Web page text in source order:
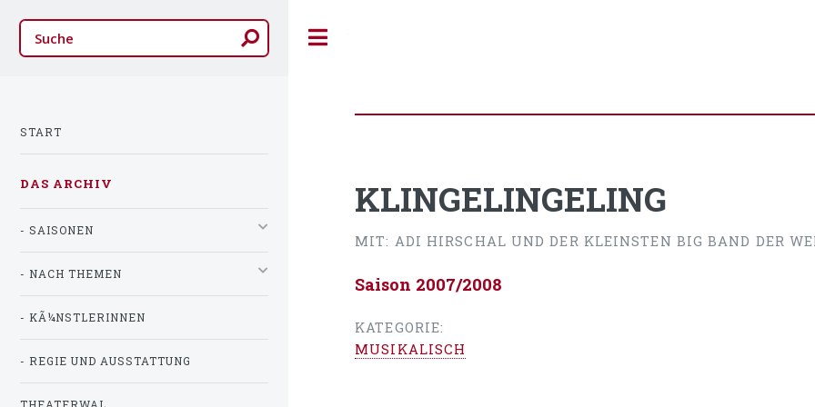
KLINGELINGELING
MIT: ADI HIRSCHAL UND DER KLEINSTEN BIG BAND DER
Saison 2007/2008
KATEGORIE:
MUSIKALISCH
START
DAS ARCHIV
- SAISONEN
- NACH THEMEN
- KÃ¼NSTLERINNEN
- REGIE UND AUSSTATTUNG
Toggle